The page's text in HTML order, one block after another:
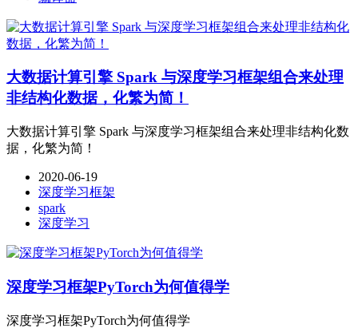
大数据计算引擎 Spark 与深度学习框架组合来处理
非结构化数据，化繁为简！
大数据计算引擎 Spark 与深度学习框架组合来处理非结构化数
据，化繁为简！
2020-06-19
深度学习框架
spark
深度学习
深度学习框架PyTorch为何值得学
深度学习框架PyTorch为何值得学